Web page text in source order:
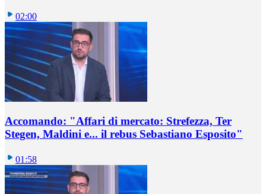
02:00
Accomando: "Affari di mercato: Strefezza, Ter
Stegen, Maldini e... il rebus Sebastiano Esposito"
01:58